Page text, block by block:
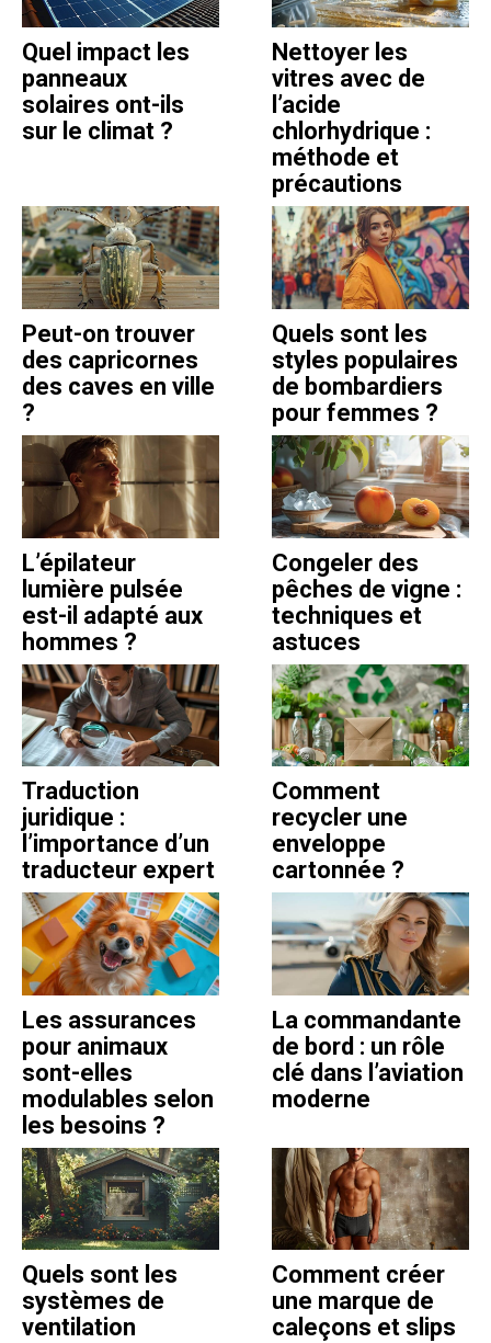
Quel impact les
panneaux
solaires ont-ils
sur le climat ?
Nettoyer les
vitres avec de
l’acide
chlorhydrique :
méthode et
précautions
Peut-on trouver
des capricornes
des caves en ville
?
Quels sont les
styles populaires
de bombardiers
pour femmes ?
L’épilateur
lumière pulsée
est-il adapté aux
hommes ?
Congeler des
pêches de vigne :
techniques et
astuces
Traduction
juridique :
l’importance d’un
traducteur expert
Comment
recycler une
enveloppe
cartonnée ?
Les assurances
pour animaux
sont-elles
modulables selon
les besoins ?
La commandante
de bord : un rôle
clé dans l’aviation
moderne
Quels sont les
systèmes de
ventilation
Comment créer
une marque de
caleçons et slips